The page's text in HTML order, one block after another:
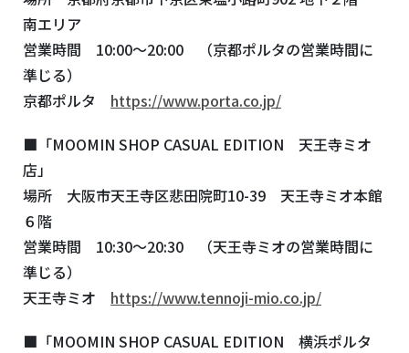
南エリア
営業時間 10:00～20:00 （京都ポルタの営業時間に
準じる）
京都ポルタ https://www.porta.co.jp/
■「MOOMIN SHOP CASUAL EDITION 天王寺ミオ
店」
場所 大阪市天王寺区悲田院町10-39 天王寺ミオ本館
６階
営業時間 10:30～20:30 （天王寺ミオの営業時間に
準じる）
天王寺ミオ https://www.tennoji-mio.co.jp/
■「MOOMIN SHOP CASUAL EDITION 横浜ポルタ